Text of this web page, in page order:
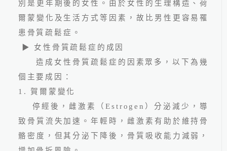
線上預約
腸躁症更愛找上女性？ 從成
因到健康對策全解析
別是更年期後的女性。由於女性的生理構造、荷
爾蒙變化及生活方式等因素，故比男性更容易罹
患骨質疏鬆症。
▶
女性骨質疏鬆症的成因
造成女性骨質疏鬆症的因素眾多，以下為幾
個主要成因：
1.賀爾蒙變化
停經後，雌激素（Estrogen ）分泌減少，導
致骨質流失加速。年輕時，雌激素有助於維持骨
骼密度，但其分泌下降後，骨質吸收能力減弱，